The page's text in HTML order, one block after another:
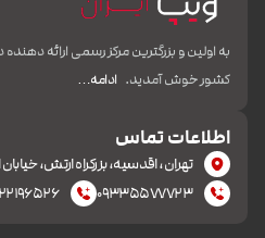
به اولین و بزرگترین مرکز رسمی ارائه
کشور خوش آمدید. ادامه…
اطلاعات تماس
تهران، اقدسیه، بزرکراه ارتش، خیابان
۰۹۳۳۵۵۷۷۷۲۳
۰۲۱-